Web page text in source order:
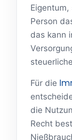
Person
das kann
Für die
die
Recht